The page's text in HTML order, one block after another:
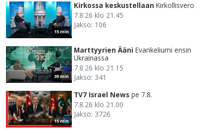
15 min
Kirkossa keskustellaan Kirkollisvero
7.8.26 klo 21.45
Jakso: 106
30 min
Marttyyrien Ääni Evankeliumi ensin
Ukrainassa
7.8.26 klo 21.15
Jakso: 341
15 min
TV7 Israel News pe 7.8.
7.8.26 klo 21.00
Jakso: 3726